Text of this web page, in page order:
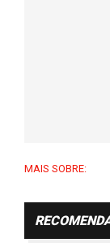
MAIS SOBRE: